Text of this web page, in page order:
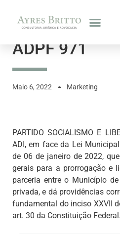
ADPF 971
Maio 6, 2022 Marketing
PARTIDO SOCIALISMO E
ADI, em face da Lei
de 06 de janeiro de 2022,
gerais para a prorrogação e
parceria entre o Município
privada, e dá providências
fundamental do inciso XXVII
art. 30 da Constituição Federal.